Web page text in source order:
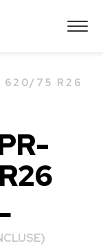
620/75 R26